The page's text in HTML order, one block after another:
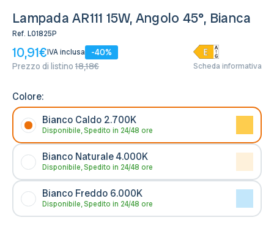
Lampada AR111 15W, Angolo 45°, Bianca
Ref. L01825P
10,91€IVA inclusa
-40%
Prezzo di listino 18,18€ Scheda informativa
Colore:
Bianco Caldo 2.700K
Disponibile, Spedito in 24/48 ore
Bianco Naturale 4.000K
Disponibile, Spedito in 24/48 ore
Bianco Freddo 6.000K
Disponibile, Spedito in 24/48 ore